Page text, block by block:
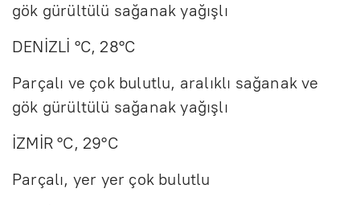
gök gürültülü sağanak yağışlı
DENİZLİ °C, 28°C
Parçalı ve çok bulutlu, aralıklı sağanak ve
gök gürültülü sağanak yağışlı
İZMİR °C, 29°C
Parçalı, yer yer çok bulutlu